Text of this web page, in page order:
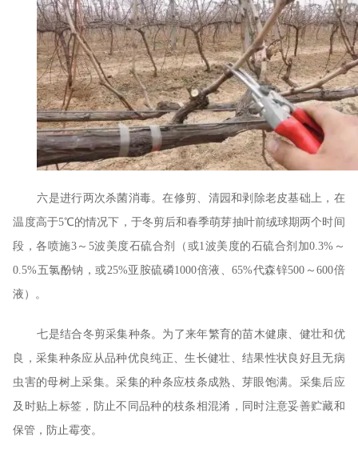
六是进行两次杀菌消毒。在修剪、清园和剥除老皮基础上，在
温度高于5℃的情况下，于冬剪后和春季萌芽抽叶前绒球期两个时间
段，各喷施3～5波美度石硫合剂（或1波美度的石硫合剂加0.3%～
0.5%五氯酚钠，或25%亚胺硫磷1000倍液、65%代森锌500～600倍
液）。
七是结合冬剪采集种条。为了来年繁育的苗木健康、健壮和优
良，采集种条应从品种优良纯正、生长健壮、结果性状良好且无病
虫害的母树上采集。采集的种条应枝条成熟、芽眼饱满。采集后应
及时贴上标签，防止不同品种的枝条相混淆，同时注意妥善贮藏和
保管，防止霉变。